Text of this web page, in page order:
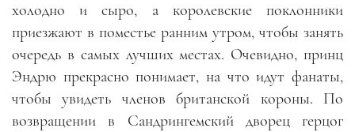
холодно и сыро, а королевские поклонники
приезжают в поместье ранним утром, чтобы занять
очередь в самых лучших местах. Очевидно, принц
Эндрю прекрасно понимает, на что идут фанаты,
чтобы увидеть членов британской короны. По
возвращении в Сандрингемский дворец герцог